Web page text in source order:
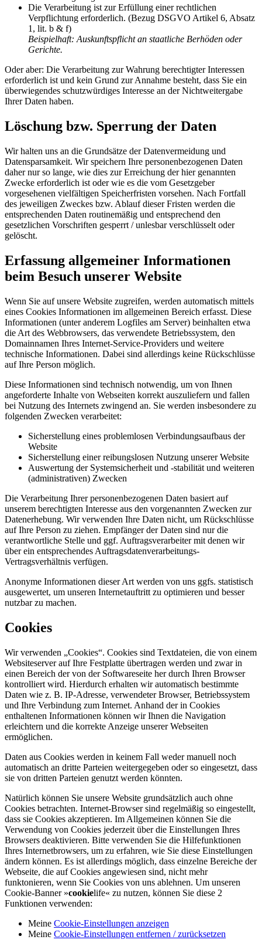
Die Verarbeitung ist zur Erfüllung einer rechtlichen
Verpflichtung erforderlich. (Bezug DSGVO Artikel 6, Absatz
1, lit. b & f)
Beispielhaft: Auskunftspflicht an staatliche Berhöden oder
Gerichte.
Oder aber: Die Verarbeitung zur Wahrung berechtigter Interessen
erforderlich ist und kein Grund zur Annahme besteht, dass Sie ein
überwiegendes schutzwürdiges Interesse an der Nichtweitergabe
Ihrer Daten haben.
Löschung bzw. Sperrung der Daten
Wir halten uns an die Grundsätze der Datenvermeidung und
Datensparsamkeit. Wir speichern Ihre personenbezogenen Daten
daher nur so lange, wie dies zur Erreichung der hier genannten
Zwecke erforderlich ist oder wie es die vom Gesetzgeber
vorgesehenen vielfältigen Speicherfristen vorsehen. Nach Fortfall
des jeweiligen Zweckes bzw. Ablauf dieser Fristen werden die
entsprechenden Daten routinemäßig und entsprechend den
gesetzlichen Vorschriften gesperrt / unlesbar verschlüsselt oder
gelöscht.
Erfassung allgemeiner Informationen
beim Besuch unserer Website
Wenn Sie auf unsere Website zugreifen, werden automatisch mittels
eines Cookies Informationen im allgemeinen Bereich erfasst. Diese
Informationen (unter anderem Logfiles am Server) beinhalten etwa
die Art des Webbrowsers, das verwendete Betriebssystem, den
Domainnamen Ihres Internet-Service-Providers und weitere
technische Informationen. Dabei sind allerdings keine Rückschlüsse
auf Ihre Person möglich.
Diese Informationen sind technisch notwendig, um von Ihnen
angeforderte Inhalte von Webseiten korrekt auszuliefern und fallen
bei Nutzung des Internets zwingend an. Sie werden insbesondere zu
folgenden Zwecken verarbeitet:
Sicherstellung eines problemlosen Verbindungsaufbaus der
Website
Sicherstellung einer reibungslosen Nutzung unserer Website
Auswertung der Systemsicherheit und -stabilität und weiteren
(administrativen) Zwecken
Die Verarbeitung Ihrer personenbezogenen Daten basiert auf
unserem berechtigten Interesse aus den vorgenannten Zwecken zur
Datenerhebung. Wir verwenden Ihre Daten nicht, um Rückschlüsse
auf Ihre Person zu ziehen. Empfänger der Daten sind nur die
verantwortliche Stelle und ggf. Auftragsverarbeiter mit denen wir
über ein entsprechendes Auftragsdatenverarbeitungs-
Vertragsverhältnis verfügen.
Anonyme Informationen dieser Art werden von uns ggfs. statistisch
ausgewertet, um unseren Internetauftritt zu optimieren und besser
nutzbar zu machen.
Cookies
Wir verwenden „Cookies“. Cookies sind Textdateien, die von einem
Websiteserver auf Ihre Festplatte übertragen werden und zwar in
einen Bereich der von der Softwareseite her durch Ihren Browser
kontrolliert wird. Hierdurch erhalten wir automatisch bestimmte
Daten wie z. B. IP-Adresse, verwendeter Browser, Betriebssystem
und Ihre Verbindung zum Internet. Anhand der in Cookies
enthaltenen Informationen können wir Ihnen die Navigation
erleichtern und die korrekte Anzeige unserer Webseiten
ermöglichen.
Daten aus Cookies werden in keinem Fall weder manuell noch
automatisch an dritte Parteien weitergegeben oder so eingesetzt, dass
sie von dritten Parteien genutzt werden könnten.
Natürlich können Sie unsere Website grundsätzlich auch ohne
Cookies betrachten. Internet-Browser sind regelmäßig so eingestellt,
dass sie Cookies akzeptieren. Im Allgemeinen können Sie die
Verwendung von Cookies jederzeit über die Einstellungen Ihres
Browsers deaktivieren. Bitte verwenden Sie die Hilfefunktionen
Ihres Internetbrowsers, um zu erfahren, wie Sie diese Einstellungen
ändern können. Es ist allerdings möglich, dass einzelne Bereiche der
Webseite, die auf Cookies angewiesen sind, nicht mehr
funktonieren, wenn Sie Cookies von uns ablehnen. Um unseren
Cookie-Banner »cookielife« zu nutzen, können Sie diese 2
Funktionen verwenden:
Meine Cookie-Einstellungen anzeigen
Meine Cookie-Einstellungen entfernen / zurücksetzen